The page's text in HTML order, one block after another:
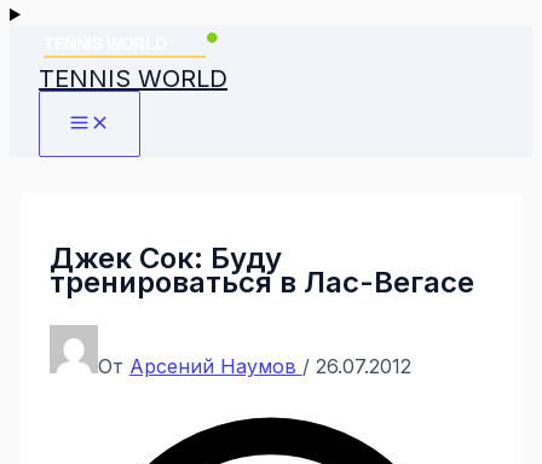
TENNIS WORLD
Джек Сок: Буду
тренироваться в Лас-Вегасе
От Арсений Наумов / 26.07.2012